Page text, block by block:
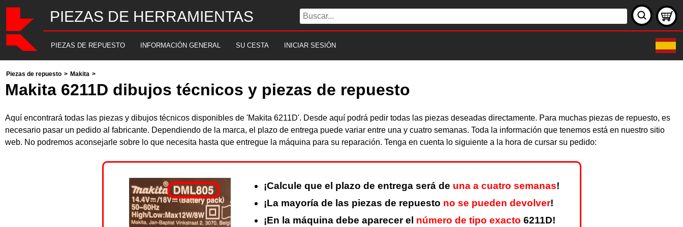
PIEZAS DE HERRAMIENTAS
PIEZAS DE REPUESTO INFORMACIÓN GENERAL SU CESTA INICIAR SESIÓN
Piezas de repuesto > Makita >
Makita 6211D dibujos técnicos y piezas de repuesto
Aquí encontrará todas las piezas y dibujos técnicos disponibles de 'Makita 6211D'. Desde aquí podrá pedir todas las piezas deseadas directamente. Para muchas piezas de repuesto, es
necesario pasar un pedido al fabricante. Dependiendo de la marca, el plazo de entrega puede variar entre una y cuatro semanas. Toda la información que tenemos está en nuestro sitio
web. No podremos aconsejarle sobre lo que necesita hasta que entregue la máquina para su reparación. Tenga en cuenta lo siguiente a la hora de cursar su pedido:
¡Calcule que el plazo de entrega será de una a cuatro semanas!
¡La mayoría de las piezas de repuesto no se pueden devolver!
¡En la máquina debe aparecer el número de tipo exacto 6211D!